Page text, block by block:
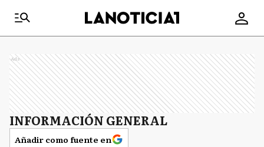
Ads
INFORMACIÓN GENERAL
Añadir como fuente en